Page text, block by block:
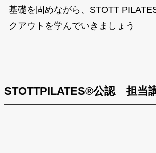
基礎を固めながら、STOTT
クアウトを学んでいきましょう
STOTTPILATES®公認 担当